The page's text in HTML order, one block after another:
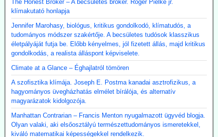
The Honest Broker – A becsületes bróker. Roger Pielke jr.
klímakutató honlapja
Jennifer Marohasy, biológus, kritikus gondolkodó, klímatudós, a
tudományos módszer szakértője. A becsületes tudósok klasszikus
életpályáját futja be. Előbb kényelmes, jól fizetett állás, majd kritikus
gondolkodás, a realista álláspont képviselete.
Climate at a Glance – Éghajlatról tömören
A szofisztika klímája. Joseph E. Postma kanadai asztrofizikus, a
hagyományos üvegházhatás elmélet bírálója, és alternatív
magyarázatok kidolgozója.
Manhattan Contrarian – Francis Menton nyugalmazott ügyvéd blogja.
Olyan valaki, aki elsőosztályú természettudományos ismeretekkel,
kiváló matematikai képességekkel rendelkezik.